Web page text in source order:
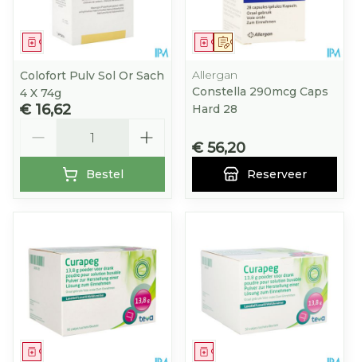
Geneesmiddel
Colofort Pulv Sol Or Sach
4 X 74g
€ 16,62
Bestel
Op voorschrift
Geneesmiddel
Allergan
Constella 290mcg Caps
Hard 28
€ 56,20
Reserveer
Geneesmiddel Geneesmiddel